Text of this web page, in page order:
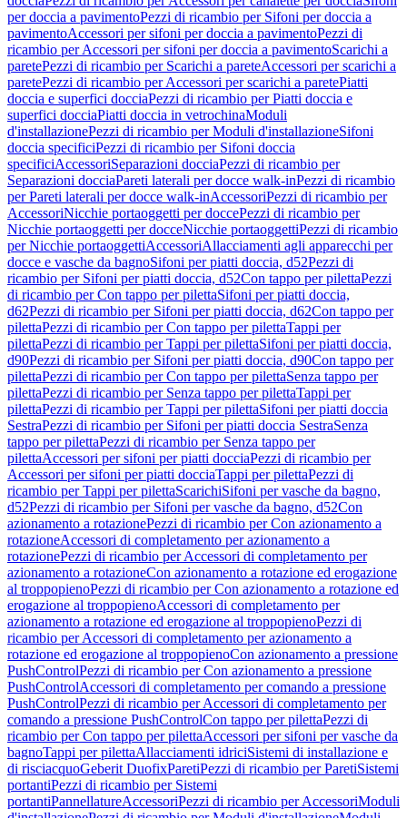
per doccia a pavimentoPezzi di ricambio per Sifoni per doccia a
pavimentoAccessori per sifoni per doccia a pavimentoPezzi di
ricambio per Accessori per sifoni per doccia a pavimentoScarichi a
paretePezzi di ricambio per Scarichi a pareteAccessori per scarichi a
paretePezzi di ricambio per Accessori per scarichi a paretePiatti
doccia e superfici docciaPezzi di ricambio per Piatti doccia e
superfici docciaPiatti doccia in vetrochinaModuli
d'installazionePezzi di ricambio per Moduli d'installazioneSifoni
doccia specificiPezzi di ricambio per Sifoni doccia
specificiAccessoriSeparazioni docciaPezzi di ricambio per
Separazioni docciaPareti laterali per docce walk-inPezzi di ricambio
per Pareti laterali per docce walk-inAccessoriPezzi di ricambio per
AccessoriNicchie portaoggetti per doccePezzi di ricambio per
Nicchie portaoggetti per docceNicchie portaoggettiPezzi di ricambio
per Nicchie portaoggettiAccessoriAllacciamenti agli apparecchi per
docce e vasche da bagnoSifoni per piatti doccia, d52Pezzi di
ricambio per Sifoni per piatti doccia, d52Con tappo per pilettaPezzi
di ricambio per Con tappo per pilettaSifoni per piatti doccia,
d62Pezzi di ricambio per Sifoni per piatti doccia, d62Con tappo per
pilettaPezzi di ricambio per Con tappo per pilettaTappi per
pilettaPezzi di ricambio per Tappi per pilettaSifoni per piatti doccia,
d90Pezzi di ricambio per Sifoni per piatti doccia, d90Con tappo per
pilettaPezzi di ricambio per Con tappo per pilettaSenza tappo per
pilettaPezzi di ricambio per Senza tappo per pilettaTappi per
pilettaPezzi di ricambio per Tappi per pilettaSifoni per piatti doccia
SestraPezzi di ricambio per Sifoni per piatti doccia SestraSenza
tappo per pilettaPezzi di ricambio per Senza tappo per
pilettaAccessori per sifoni per piatti docciaPezzi di ricambio per
Accessori per sifoni per piatti docciaTappi per pilettaPezzi di
ricambio per Tappi per pilettaScarichiSifoni per vasche da bagno,
d52Pezzi di ricambio per Sifoni per vasche da bagno, d52Con
azionamento a rotazionePezzi di ricambio per Con azionamento a
rotazioneAccessori di completamento per azionamento a
rotazionePezzi di ricambio per Accessori di completamento per
azionamento a rotazioneCon azionamento a rotazione ed erogazione
al troppopienoPezzi di ricambio per Con azionamento a rotazione ed
erogazione al troppopienoAccessori di completamento per
azionamento a rotazione ed erogazione al troppopienoPezzi di
ricambio per Accessori di completamento per azionamento a
rotazione ed erogazione al troppopienoCon azionamento a pressione
PushControlPezzi di ricambio per Con azionamento a pressione
PushControlAccessori di completamento per comando a pressione
PushControlPezzi di ricambio per Accessori di completamento per
comando a pressione PushControlCon tappo per pilettaPezzi di
ricambio per Con tappo per pilettaAccessori per sifoni per vasche da
bagnoTappi per pilettaAllacciamenti idriciSistemi di installazione e
di risciacquoGeberit DuofixParetiPezzi di ricambio per ParetiSistemi
portantiPezzi di ricambio per Sistemi
portantiPannellatureAccessoriPezzi di ricambio per AccessoriModuli